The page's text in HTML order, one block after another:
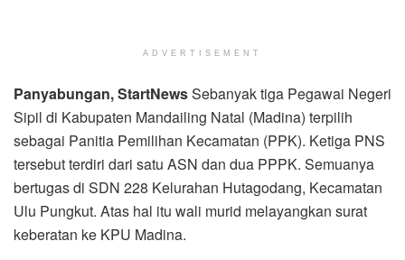
ADVERTISEMENT
Panyabungan, StartNewsSebanyak tiga Pegawai Negeri
Sipil di Kabupaten Mandailing Natal (Madina) terpilih
sebagai Panitia Pemilihan Kecamatan (PPK). Ketiga PNS
tersebut terdiri dari satu ASN dan dua PPPK. Semuanya
bertugas di SDN 228 Kelurahan Hutagodang, Kecamatan
Ulu Pungkut. Atas hal itu wali murid melayangkan surat
keberatan ke KPU Madina.